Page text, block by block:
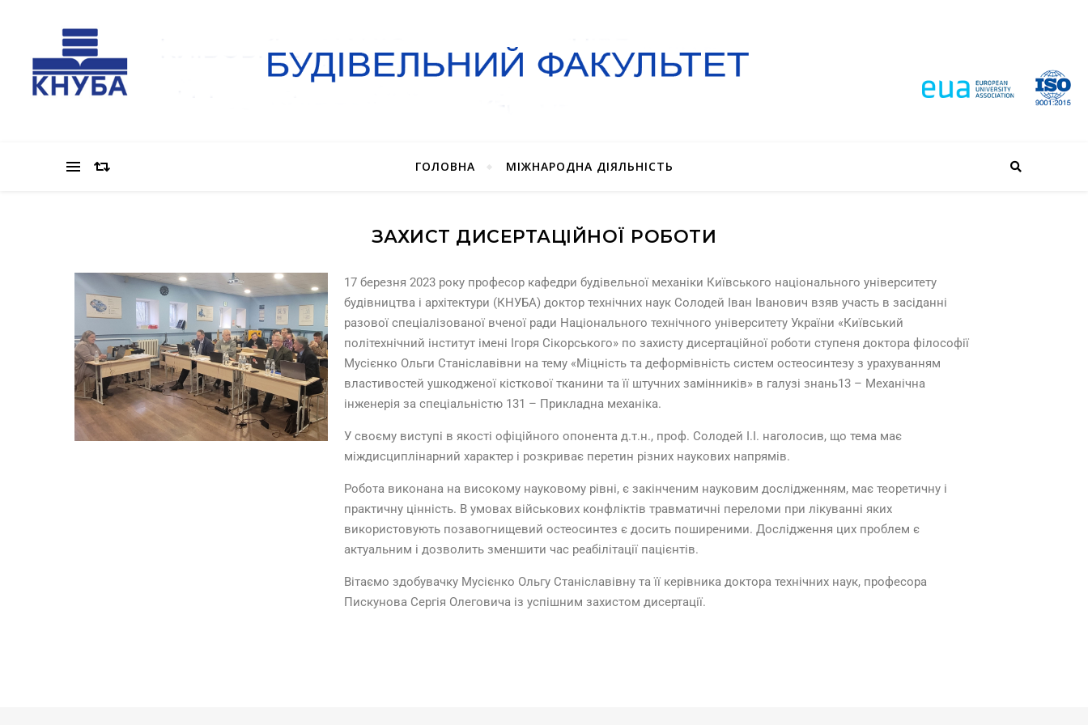
ГОЛОВНА МІЖНАРОДНА ДІЯЛЬНІСТЬ
ЗАХИСТ ДИСЕРТАЦІЙНОЇ РОБОТИ
17 березня 2023 року професор кафедри будівельної механіки Київського національного університету
будівництва і архітектури (КНУБА) доктор технічних наук Солодей Іван Іванович взяв участь в засіданні
разової спеціалізованої вченої ради Національного технічного університету України «Київський
політехнічний інститут імені Ігоря Сікорського» по захисту дисертаційної роботи ступеня доктора філософії
Мусієнко Ольги Станіславівни на тему «Міцність та деформівність систем остеосинтезу з урахуванням
властивостей ушкодженої кісткової тканини та її штучних замінників» в галузі знань13 – Механічна
інженерія за спеціальністю 131 – Прикладна механіка.
У своєму виступі в якості офіційного опонента д.т.н., проф. Солодей І.І. наголосив, що тема має
міждисциплінарний характер і розкриває перетин різних наукових напрямів.
Робота виконана на високому науковому рівні, є закінченим науковим дослідженням, має теоретичну і
практичну цінність. В умовах військових конфліктів травматичні переломи при лікуванні яких
використовують позавогнищевий остеосинтез є досить поширеними. Дослідження цих проблем є
актуальним і дозволить зменшити час реабілітації пацієнтів.
Вітаємо здобувачку Мусієнко Ольгу Станіславівну та її керівника доктора технічних наук, професора
Пискунова Сергія Олеговича із успішним захистом дисертації.